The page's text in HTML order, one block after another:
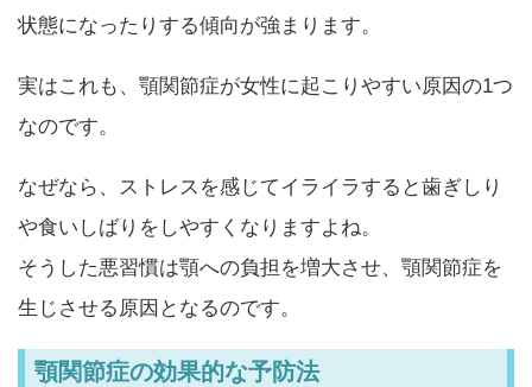
状態になったりする傾向が強まります。
実はこれも、顎関節症が女性に起こりやすい原因の1つ
なのです。
なぜなら、ストレスを感じてイライラすると歯ぎしり
や食いしばりをしやすくなりますよね。
そうした悪習慣は顎への負担を増大させ、顎関節症を
生じさせる原因となるのです。
顎関節症の効果的な予防法